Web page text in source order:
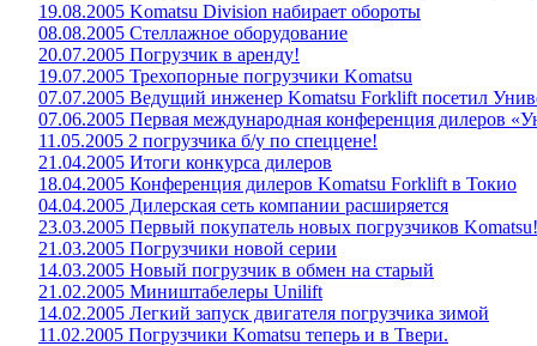
19.08.2005 Komatsu Division набирает обороты
08.08.2005 Стеллажное оборудование
20.07.2005 Погрузчик в аренду!
19.07.2005 Трехопорные погрузчики Komatsu
07.07.2005 Ведущий инженер Komatsu Forklift посетил
07.06.2005 Первая международная конференция дилеров
11.05.2005 2 погрузчика б/у по спеццене!
21.04.2005 Итоги конкурса дилеров
18.04.2005 Конференция дилеров Komatsu Forklift в Токио
04.04.2005 Дилерская сеть компании расширяется
23.03.2005 Первый покупатель новых погрузчиков Komatsu!
21.03.2005 Погрузчики новой серии
14.03.2005 Новый погрузчик в обмен на старый
21.02.2005 Миништабелеры Unilift
14.02.2005 Легкий запуск двигателя погрузчика зимой
11.02.2005 Погрузчики Komatsu теперь и в Твери.